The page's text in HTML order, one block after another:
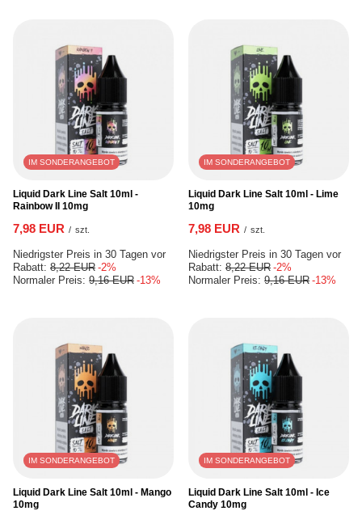
IM SONDERANGEBOT
Liquid Dark Line Salt 10ml -
Rainbow II 10mg
7,98 EUR / szt.
Niedrigster Preis in 30 Tagen vor
Rabatt: 8,22 EUR -2%
Normaler Preis: 9,16 EUR -13%
IM SONDERANGEBOT
Liquid Dark Line Salt 10ml - Lime
10mg
7,98 EUR / szt.
Niedrigster Preis in 30 Tagen vor
Rabatt: 8,22 EUR -2%
Normaler Preis: 9,16 EUR -13%
IM SONDERANGEBOT
Liquid Dark Line Salt 10ml - Mango
10mg
IM SONDERANGEBOT
Liquid Dark Line Salt 10ml - Ice
Candy 10mg